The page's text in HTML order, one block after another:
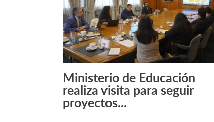
Leer más +
Ministerio de Educación
realiza visita para seguir
proyectos...